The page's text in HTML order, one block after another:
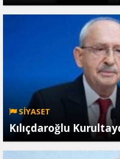
SİYASET
Kılıçdaroğlu